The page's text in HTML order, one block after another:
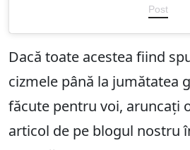
Post
Dacă toate acestea fiind
cizmele până la jumătatea
făcute pentru voi, aruncați
articol de pe blogul nostru